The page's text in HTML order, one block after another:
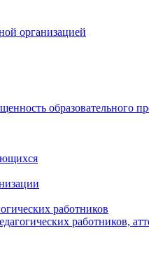
организацией
образовательного
работников
работников,